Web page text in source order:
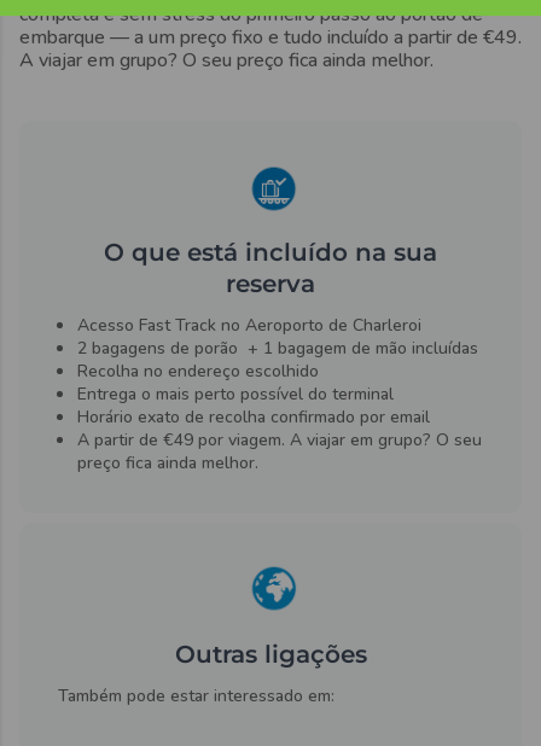
completa e sem stress do primeiro passo ao portão de
embarque — a um preço fixo e tudo incluído a partir de €49.
A viajar em grupo? O seu preço fica ainda melhor.
O que está incluído na sua
reserva
Acesso Fast Track no Aeroporto de Charleroi
2 bagagens de porão + 1 bagagem de mão incluídas
Recolha no endereço escolhido
Entrega o mais perto possível do terminal
Horário exato de recolha confirmado por email
A partir de €49 por viagem. A viajar em grupo? O seu
preço fica ainda melhor.
Outras ligações
Também pode estar interessado em: